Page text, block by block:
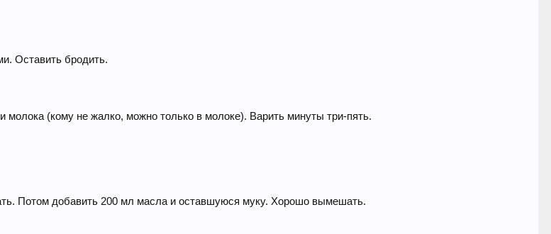
Оставить бродить.
молока (кому не жалко, можно только в молоке). Варить минуты три-пять.
Потом добавить 200 мл масла и оставшуюся муку. Хорошо вымешать.